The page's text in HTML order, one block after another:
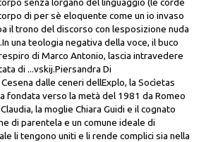
di per sè eloquente come un io invaso
il trono del discorso con lesposizione nuda
una teologia negativa della voce, il buco
di Marco Antonio, lascia intravedere
di ...vskij.Piersandra Di
dalle ceneri dellExplo, la Socìetas
fondata verso la metà del 1981 da Romeo
la moglie Chiara Guidi e il cognato
di parentela e un comune ideale di
li tengono uniti e li rende complici sia nella